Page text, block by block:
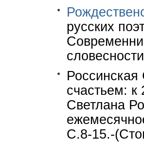
русских
Россинская
счастьем: к
Светлана
С.8-15.-